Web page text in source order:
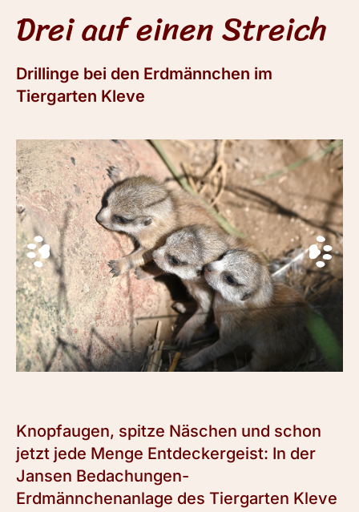
Drei auf einen Streich
Drillinge bei den Erdmännchen im
Tiergarten Kleve
Knopfaugen, spitze Näschen und schon
jetzt jede Menge Entdeckergeist: In der
Jansen Bedachungen-
Erdmännchenanlage des Tiergarten Kleve